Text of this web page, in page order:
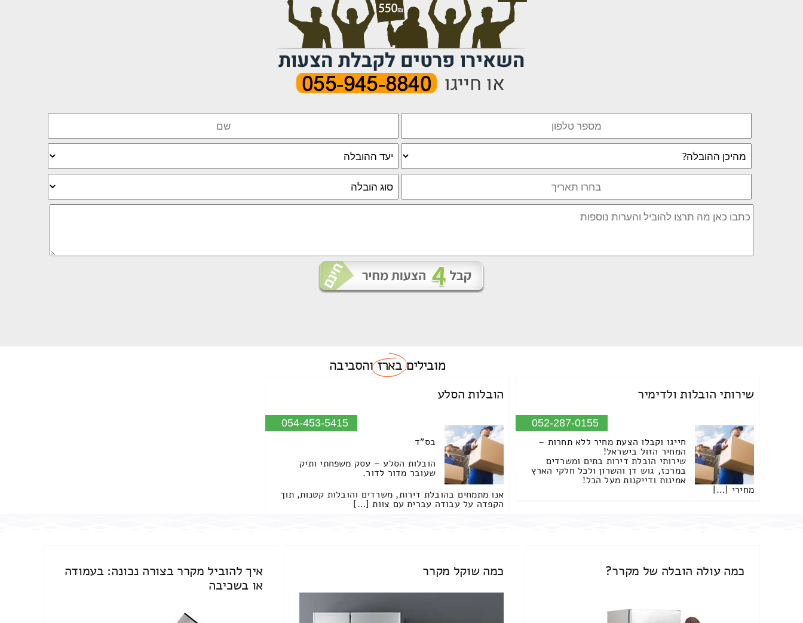
מוביליםבארזוהסביבה
שירותי הובלות ולדימיר
052-287-0155
חייגו וקבלו הצעת מחיר ללא תחרות –
המחיר הזול בישראל!
שירותי הובלת דירות בתים ומשרדים
במרכז, גוש דן והשרון ולכל חלקי הארץ
אמינות ודייקנות מעל הכל!
מחירי […]
הובלות הסלע
054-453-5415
בס"ד
הובלות הסלע – עסק משפחתי ותיק
שעובר מדור לדור.
אנו מתמחים בהובלת דירות, משרדים והובלות קטנות, תוך
הקפדה על עבודה עברית עם צוות […]
כמה עולה הובלה של מקרר? כמה שוקל מקרר
איך להוביל מקרר בצורה נכונה: בעמודה
או בשכיבה